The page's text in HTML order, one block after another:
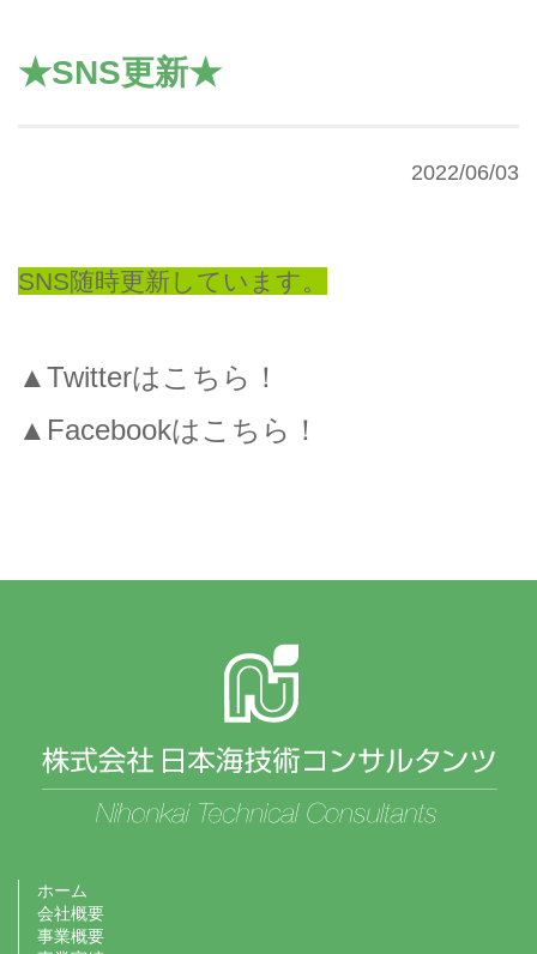
★SNS更新★
2022/06/03
SNS随時更新しています。
▲Twitterはこちら！
▲Facebookはこちら！
ホーム
会社概要
事業概要